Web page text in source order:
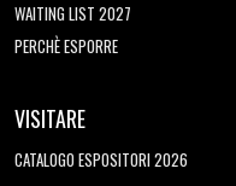
WAITING LIST 2027
PERCHÈ ESPORRE
VISITARE
CATALOGO ESPOSITORI 2026